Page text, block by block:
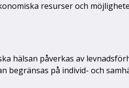
resurser och
hälsan påverkas av
begränsas på individ- och